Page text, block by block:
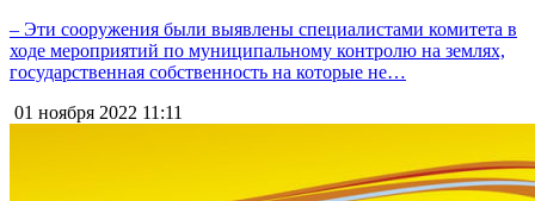
– Эти сооружения были выявлены специалистами комитета в
ходе мероприятий по муниципальному контролю на землях,
государственная собственность на которые не…
01 ноября 2022 11:11